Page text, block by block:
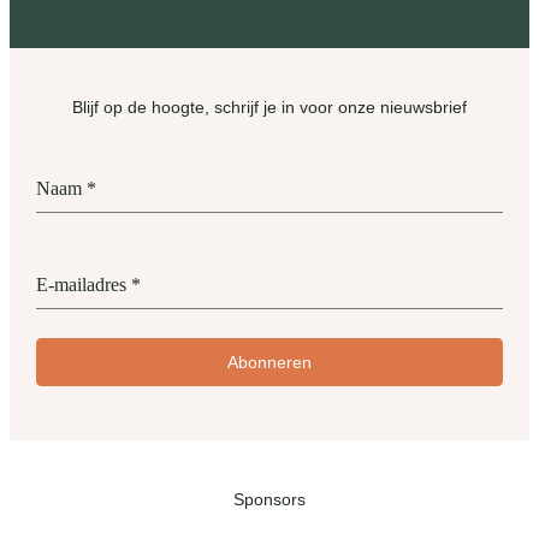
Blijf op de hoogte, schrijf je in voor onze nieuwsbrief
Naam *
E-mailadres *
Abonneren
Sponsors